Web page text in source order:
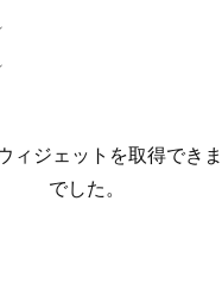
ィジェットを取得でき
でした。